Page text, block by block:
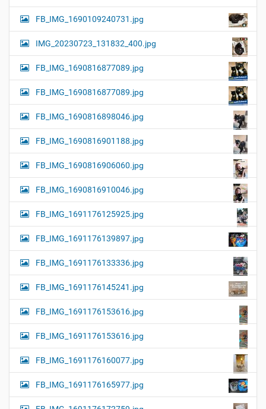
FB_IMG_1690109240731.jpg
IMG_20230723_131832_400.jpg
FB_IMG_1690816877089.jpg
FB_IMG_1690816877089.jpg
FB_IMG_1690816898046.jpg
FB_IMG_1690816901188.jpg
FB_IMG_1690816906060.jpg
FB_IMG_1690816910046.jpg
FB_IMG_1691176125925.jpg
FB_IMG_1691176139897.jpg
FB_IMG_1691176133336.jpg
FB_IMG_1691176145241.jpg
FB_IMG_1691176153616.jpg
FB_IMG_1691176153616.jpg
FB_IMG_1691176160077.jpg
FB_IMG_1691176165977.jpg